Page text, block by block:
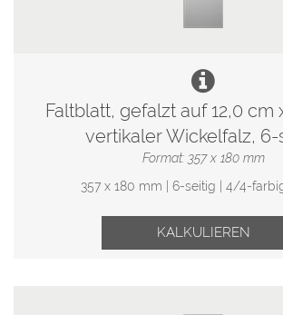
Faltblatt, gefalzt auf 12,0 cm
vertikaler Wickelfalz, 6-
Format: 357 x 180 mm
357 x 180 mm | 6-seitig | 4/4-
KALKULIEREN